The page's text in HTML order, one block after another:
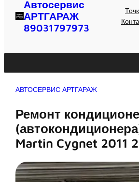
Автосервис
АРТГАРАЖ
89031797973
АВТОСЕРВИС АРТГАРАЖ
Ремонт
Martin Cygnet 2011